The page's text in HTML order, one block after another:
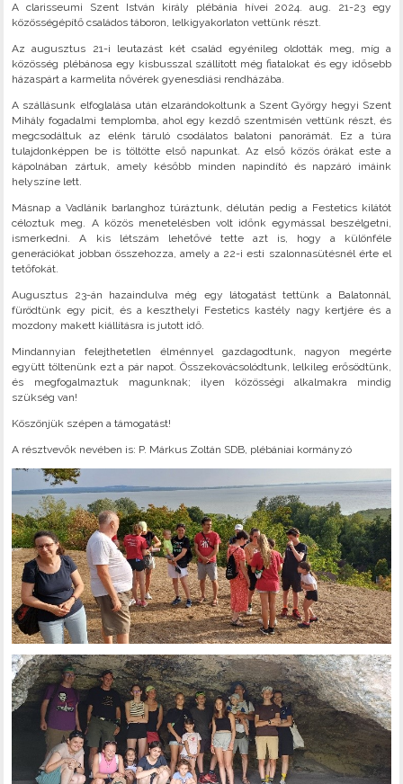
A clarisseumi Szent István király plébánia hívei 2024. aug. 21-23 egy
közösségépítő családos táboron, lelkigyakorlaton vettünk részt.
Az augusztus 21-i leutazást két család egyénileg oldották meg, míg a
közösség plébánosa egy kisbusszal szállított még fiatalokat és egy idősebb
házaspárt a karmelita nővérek gyenesdiási rendházába.
A szállásunk elfoglalása után elzarándokoltunk a Szent György hegyi Szent
Mihály fogadalmi templomba, ahol egy kezdő szentmisén vettünk részt, és
megcsodáltuk az elénk táruló csodálatos balatoni panorámát. Ez a túra
tulajdonképpen be is töltötte első napunkat. Az első közös órákat este a
kápolnában zártuk, amely később minden napindító és napzáró imáink
helyszíne lett.
Másnap a Vadlánik barlanghoz túráztunk, délután pedig a Festetics kilátót
céloztuk meg. A közös menetelésben volt időnk egymással beszélgetni,
ismerkedni. A kis létszám lehetővé tette azt is, hogy a különféle
generációkat jobban összehozza, amely a 22-i esti szalonnasütésnél érte el
tetőfokát.
Augusztus 23-án hazaindulva még egy látogatást tettünk a Balatonnál,
fürödtünk egy picit, és a keszthelyi Festetics kastély nagy kertjére és a
mozdony makett kiállításra is jutott idő.
Mindannyian felejthetetlen élménnyel gazdagodtunk, nagyon megérte
együtt töltenünk ezt a pár napot. Összekovácsolódtunk, lelkileg erősödtünk,
és megfogalmaztuk magunknak; ilyen közösségi alkalmakra mindig
szükség van!
Köszönjük szépen a támogatást!
A résztvevők nevében is: P. Márkus Zoltán SDB, plébániai kormányzó